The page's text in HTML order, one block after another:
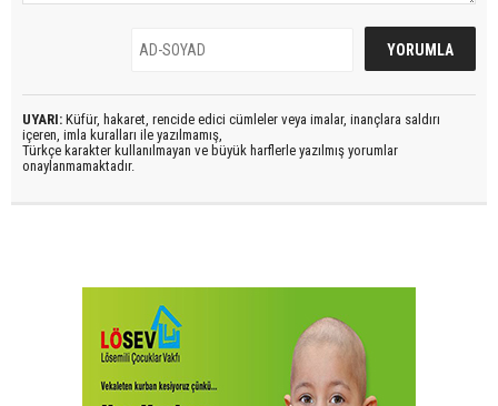
UYARI: Küfür, hakaret, rencide edici cümleler veya imalar, inançlara saldırı
içeren, imla kuralları ile yazılmamış,
Türkçe karakter kullanılmayan ve büyük harflerle yazılmış yorumlar
onaylanmamaktadır.